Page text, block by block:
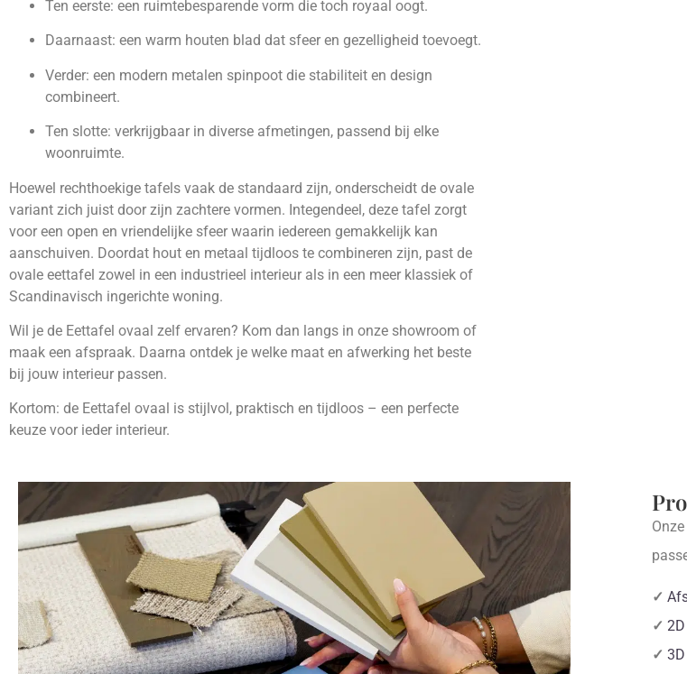
Ten eerste: een ruimtebesparende vorm die toch royaal oogt.
Daarnaast: een warm houten blad dat sfeer en gezelligheid toevoegt.
Verder: een modern metalen spinpoot die stabiliteit en design
combineert.
Ten slotte: verkrijgbaar in diverse afmetingen, passend bij elke
woonruimte.
Hoewel rechthoekige tafels vaak de standaard zijn, onderscheidt de ovale
variant zich juist door zijn zachtere vormen. Integendeel, deze tafel zorgt
voor een open en vriendelijke sfeer waarin iedereen gemakkelijk kan
aanschuiven. Doordat hout en metaal tijdloos te combineren zijn, past de
ovale eettafel zowel in een industrieel interieur als in een meer klassiek of
Scandinavisch ingerichte woning.
Wil je de Eettafel ovaal zelf ervaren? Kom dan langs in onze showroom of
maak een afspraak. Daarna ontdek je welke maat en afwerking het beste
bij jouw interieur passen.
Kortom: de Eettafel ovaal is stijlvol, praktisch en tijdloos – een perfecte
keuze voor ieder interieur.
✓
✓
✓